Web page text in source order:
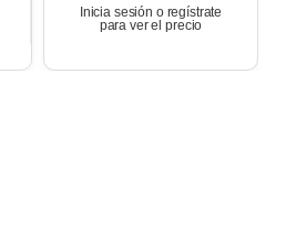
Inicia sesión o regístrate
para ver el precio